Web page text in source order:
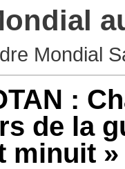
Mondial
:
de la
minuit »